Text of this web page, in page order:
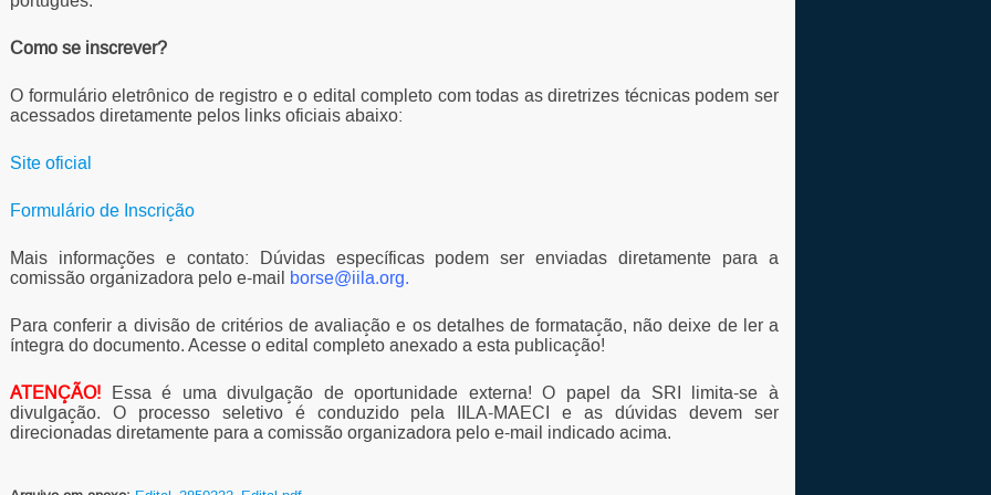
Como se inscrever?
O formulário eletrônico de registro e o edital completo com todas as diretrizes técnicas podem ser
acessados diretamente pelos links oficiais abaixo:
Site oficial
Formulário de Inscrição
Mais informações e contato: Dúvidas específicas podem ser enviadas diretamente para a
comissão organizadora pelo e-mail
borse@iila.org.
Para conferir a divisão de critérios de avaliação e os detalhes de formatação, não deixe de ler a
íntegra do documento. Acesse o edital completo anexado a esta publicação!
ATENÇÃO! Essa é uma divulgação de oportunidade externa! O papel da SRI limita-se à
divulgação. O processo seletivo é conduzido pela IILA-MAECI e as dúvidas devem ser
direcionadas diretamente para a comissão organizadora pelo e-mail indicado acima.